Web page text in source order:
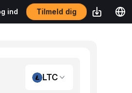
ind Tilmeld dig
LTC